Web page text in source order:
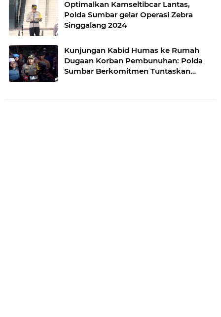
Optimalkan Kamseltibcar Lantas,
Polda Sumbar gelar Operasi Zebra
Singgalang 2024
Kunjungan Kabid Humas ke Rumah
Dugaan Korban Pembunuhan: Polda
Sumbar Berkomitmen Tuntaskan